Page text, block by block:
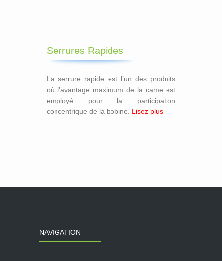
Serrures Rapides
La serrure rapide est l’un des produits
où l’avantage maximum de la came est
employé pour la participation
concentrique de la bobine. Lisez plus
NAVIGATION